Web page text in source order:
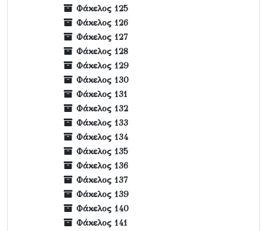
Φάκελος 125
Φάκελος 126
Φάκελος 127
Φάκελος 128
Φάκελος 129
Φάκελος 130
Φάκελος 131
Φάκελος 132
Φάκελος 133
Φάκελος 134
Φάκελος 135
Φάκελος 136
Φάκελος 137
Φάκελος 139
Φάκελος 140
Φάκελος 141